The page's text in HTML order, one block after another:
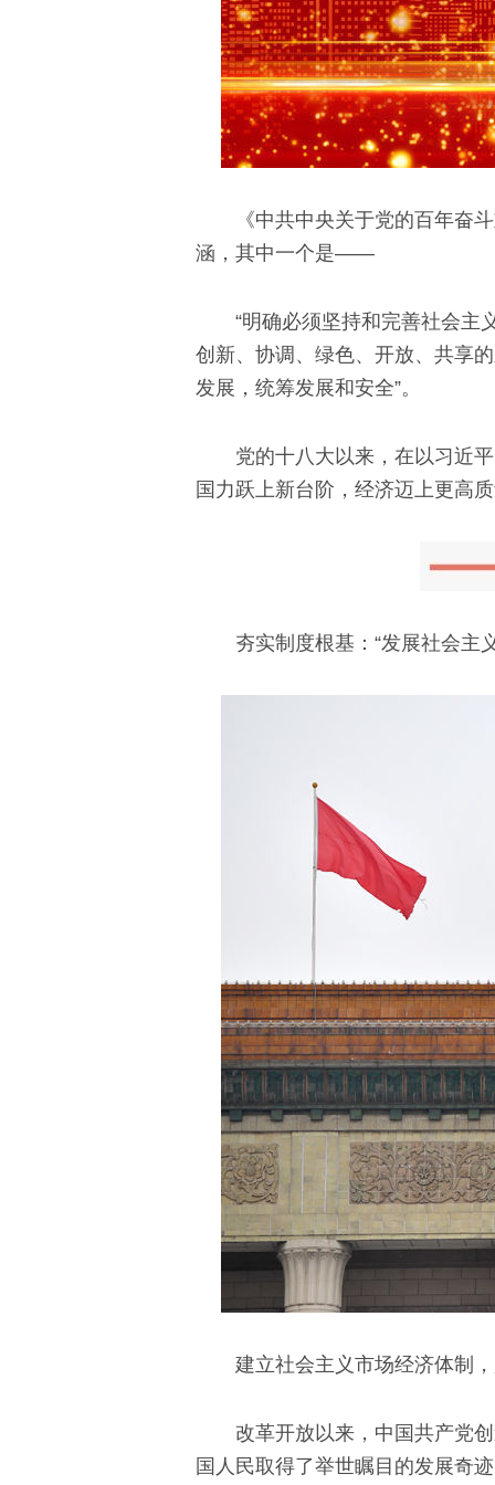
《中共中央关于党的百年奋
涵，其中一个是——
“明确必须坚持和完善社会主
创新、协调、绿色、开放、共享
发展，统筹发展和安全”。
党的十八大以来，在以习近
国力跃上新台阶，经济迈上更高
夯实制度根基：“发展社会主
建立社会主义市场经济体制
改革开放以来，中国共产党
国人民取得了举世瞩目的发展奇